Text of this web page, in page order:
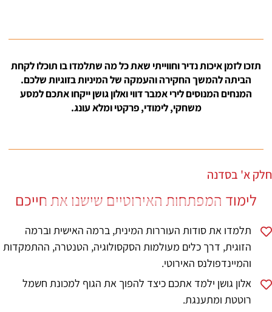
תזכו לזמן איכות נדיר וחווייתי שאת כל מה שתלמדו בו תוכלו לקחת
הביתה להמשך החקירה והעמקה של המיניות בזוגיות שלכם.
המנחים המנוסים לירי אמבר דווי ואלון גושן ייקחו אתכם למסע
משחקי, לימודי, פרקטי ומלא עונג.
חלק א' בסדנה
לימוד המפתחות האירוטיים שישנו את חייכם
תלמדו את סודות העוררות המינית, ברמה האישית וברמה
הזוגית, דרך כלים מעולמות הסקסולוגיה, הטנטרה, ההתמקדות
והמיינדפולנס האירוטי.
אלון גושן ילמד אתכם כיצד להפוך את הגוף למכונת חשמל
רוטטת ומתענגת.